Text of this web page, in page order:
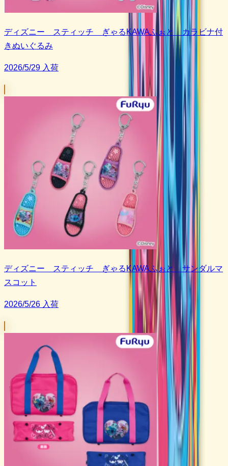
ディズニー スティッチ ぎゃるKAWAふぉと カラビナ付
きぬいぐるみ
2026/5/29 入荷
ディズニー スティッチ ぎゃるKAWAふぉと サンダルマ
スコット
2026/5/26 入荷